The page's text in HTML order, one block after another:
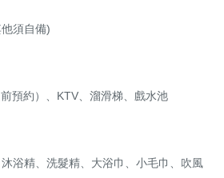
須自備)
預約）、KTV、溜滑梯、戲水池
浴精、洗髮精、大浴巾、小毛巾、吹風